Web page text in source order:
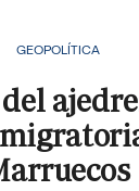
GEOPOLÍTICA